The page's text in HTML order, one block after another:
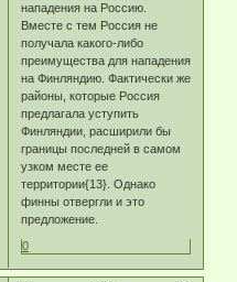
нападения на Россию.
Вместе с тем Россия не
получала какого-либо
преимущества для нападения
на Финляндию. Фактически же
районы, которые Россия
предлагала уступить
Финляндии, расширили бы
границы последней в самом
узком месте ее
территории{13}. Однако
финны отвергли и это
предложение.
0